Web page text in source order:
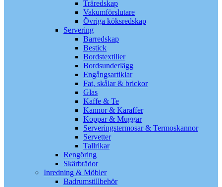
Träredskap
Vakumförslutare
Övriga köksredskap
Servering
Barredskap
Bestick
Bordstextilier
Bordsunderlägg
Engångsartiklar
Fat, skålar & brickor
Glas
Kaffe & Te
Kannor & Karaffer
Koppar & Muggar
Serveringstermosar & Termoskannor
Servetter
Tallrikar
Rengöring
Skärbrädor
Inredning & Möbler
Badrumstillbehör